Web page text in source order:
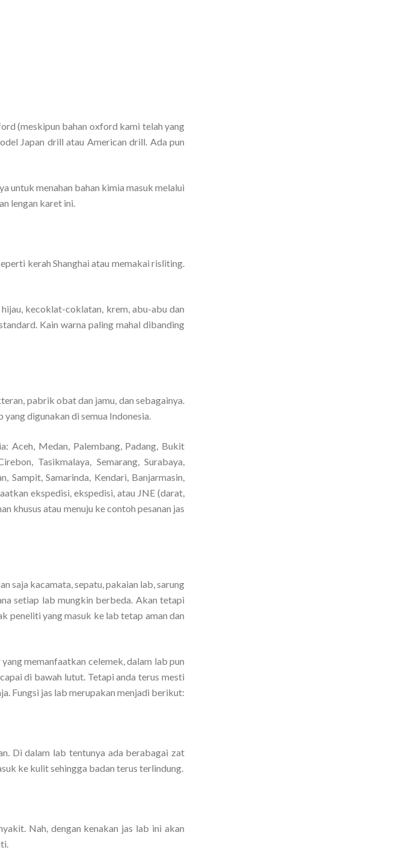
(meskipun bahan oxford kami telah yang
Japan drill atau American drill. Ada pun
untuk menahan bahan kimia masuk melalui
lengan karet ini.
kerah Shanghai atau memakai risliting.
kecoklat-coklatan, krem, abu-abu dan
Kain warna paling mahal dibanding
pabrik obat dan jamu, dan sebagainya.
digunakan di semua Indonesia.
Aceh, Medan, Palembang, Padang, Bukit
Tasikmalaya, Semarang, Surabaya,
Sampit, Samarinda, Kendari, Banjarmasin,
ekspedisi, ekspedisi, atau JNE (darat,
khusus atau menuju ke contoh pesanan jas
saja kacamata, sepatu, pakaian lab, sarung
setiap lab mungkin berbeda. Akan tetapi
peneliti yang masuk ke lab tetap aman dan
memanfaatkan celemek, dalam lab pun
di bawah lutut. Tetapi anda terus mesti
Fungsi jas lab merupakan menjadi berikut:
Di dalam lab tentunya ada berabagai zat
ke kulit sehingga badan terus terlindung.
Nah, dengan kenakan jas lab ini akan